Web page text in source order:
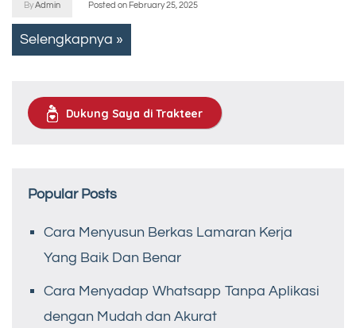
ByAdmin Posted on February 25, 2025
Selengkapnya »
Dukung Saya di Trakteer
Popular Posts
Cara Menyusun Berkas Lamaran Kerja
Yang Baik Dan Benar
Cara Menyadap Whatsapp Tanpa Aplikasi
dengan Mudah dan Akurat